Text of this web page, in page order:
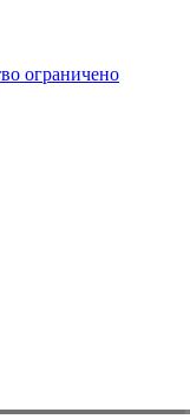
ограничено